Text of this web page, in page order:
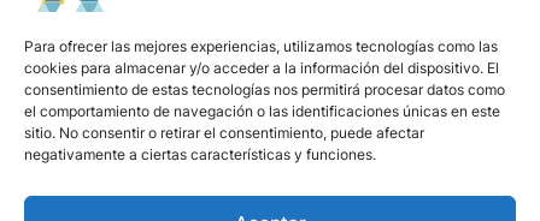
Para ofrecer las mejores experiencias, utilizamos tecnologías como las
cookies para almacenar y/o acceder a la información del dispositivo. El
consentimiento de estas tecnologías nos permitirá procesar datos como
el comportamiento de navegación o las identificaciones únicas en este
sitio. No consentir o retirar el consentimiento, puede afectar
negativamente a ciertas características y funciones.
| SOBRE NOSOTROS
Quiénes somos
Envíanos un mensaje